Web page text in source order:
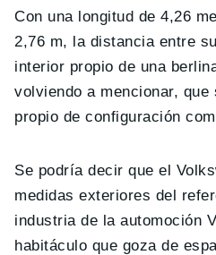
Con una longitud de 4,26
2,76 m, la distancia entre
interior propio de una
volviendo a mencionar,
propio de configuración
Se podría decir que el
medidas exteriores del
industria de la automoción
habitáculo que goza de